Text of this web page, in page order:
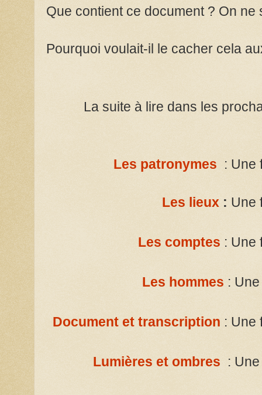
Que contient ce document ? On ne
Pourquoi voulait-il le cacher cela
La suite à lire dans les
Les patronymes : Une
Les lieux : Une
Les comptes : Une
Les hommes :
Document et transcription : Une
Lumières et ombres :